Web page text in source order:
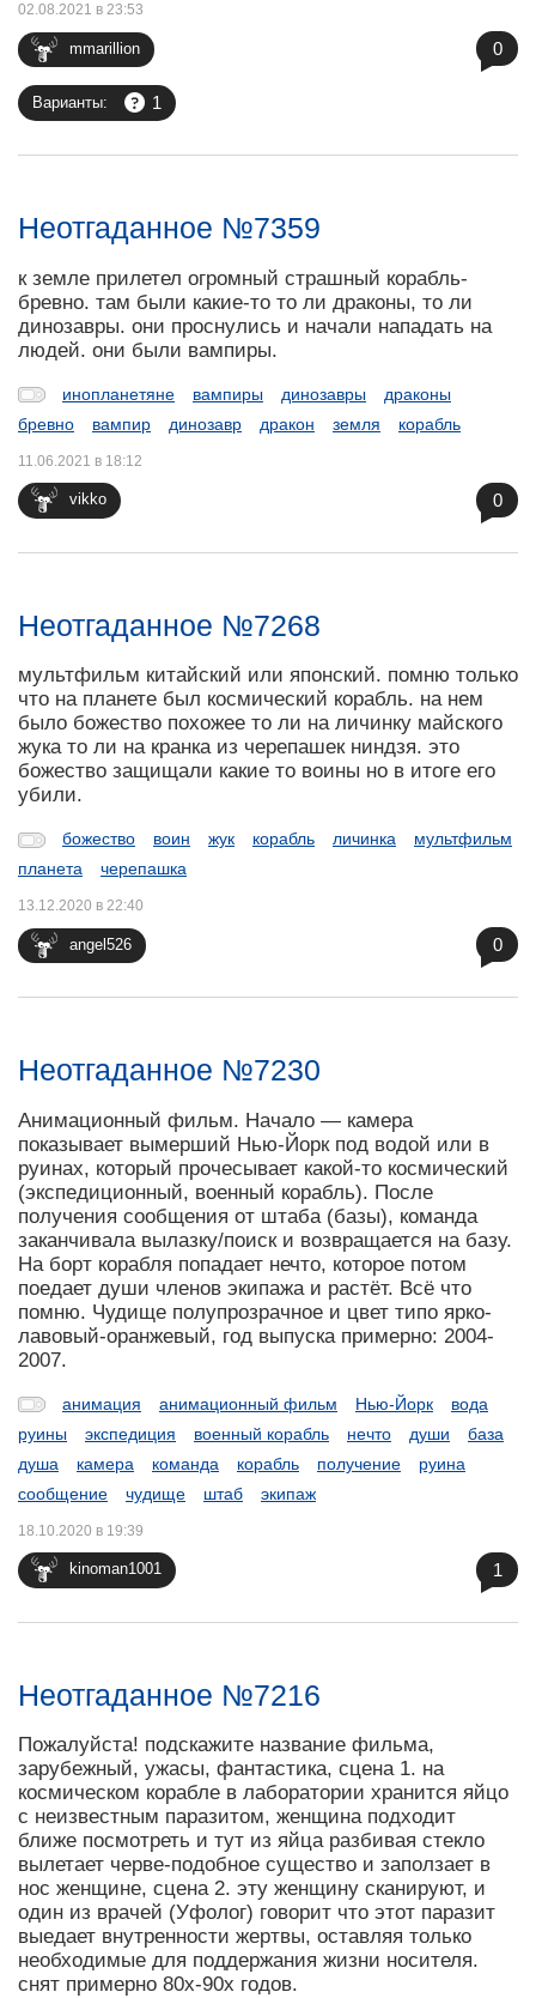
mmarillion
02.08.2021 в 23:53
Варианты: 1
0
Неотгаданное №7359
к земле прилетел огромный страшный корабль-
бревно. там были какие-то то ли драконы, то ли
динозавры. они проснулись и начали нападать на
людей. они были вампиры.
инопланетяне вампиры динозавры
драконы
бревно
вампир динозавр дракон земля корабль
vikko
11.06.2021 в 18:12
0
Неотгаданное №7268
мультфильм китайский или японский. помню только
что на планете был космический корабль. на нем
было божество похожее то ли на личинку майского
жука то ли на кранка из черепашек ниндзя. это
божество защищали какие то воины но в итоге его
убили.
божество воин жук корабль личинка
мультфильм
планета
черепашка
angel526
13.12.2020 в 22:40
0
Неотгаданное №7230
Анимационный фильм. Начало — камера
показывает вымерший Нью-Йорк под водой или в
руинах, который прочесывает какой-то космический
(экспедиционный, военный корабль). После
получения сообщения от штаба (базы), команда
заканчивала вылазку/поиск и возвращается на базу.
На борт корабля попадает нечто, которое потом
поедает души членов экипажа и растёт. Всё что
помню. Чудище полупрозрачное и цвет типо ярко-
лавовый-оранжевый, год выпуска примерно: 2004-
2007.
анимация анимационный фильм Нью-Йорк
вода
руины
экспедиция военный корабль нечто души
база
душа
камера команда корабль получение
руина
сообщение
чудище штаб экипаж
kinoman1001
18.10.2020 в 19:39
1
Неотгаданное №7216
Пожалуйста! подскажите название фильма,
зарубежный, ужасы, фантастика, сцена 1. на
космическом корабле в лаборатории хранится яйцо
с неизвестным паразитом, женщина подходит
ближе посмотреть и тут из яйца разбивая стекло
вылетает черве-подобное существо и заползает в
нос женщине, сцена 2. эту женщину сканируют, и
один из врачей (Уфолог) говорит что этот паразит
выедает внутренности жертвы, оставляя только
необходимые для поддержания жизни носителя.
снят примерно 80х-90х годов.